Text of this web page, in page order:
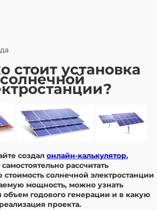
стоит установка
солнечной
создал онлайн-калькулятор,
рассчитать
солнечной электростанции
мощность, можно узнать
годового генерации и в какую
проекта.